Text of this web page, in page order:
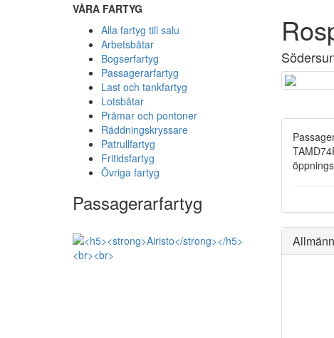
VÅRA FARTYG
Alla fartyg till salu
Arbetsbåtar
Bogserfartyg
Passagerarfartyg
Last och tankfartyg
Lotsbåtar
Pråmar och pontoner
Räddningskryssare
Patrullfartyg
Fritidsfartyg
Övriga fartyg
Passagerarfartyg